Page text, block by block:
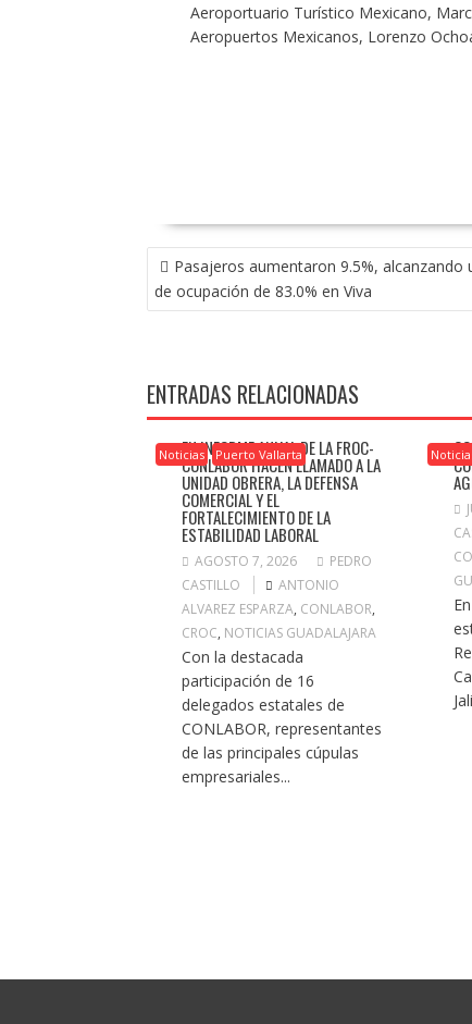
Aeroportuario Turístico Mexicano,
Aeropuertos Mexicanos, Lorenzo
NAVEGACIÓN
DE
ENTRADAS
Pasajeros aumentaron 9.5%, alcanzando
de ocupación de 83.0% en Viva
ENTRADAS RELACIONADAS
Noticias Puerto Vallarta
EN INFORME ANUAL DE LA FROC-
CONLABOR HACEN LLAMADO A LA
UNIDAD OBRERA, LA DEFENSA
COMERCIAL Y EL
FORTALECIMIENTO DE LA
ESTABILIDAD LABORAL
AGOSTO 7, 2026
PEDRO
CASTILLO
ANTONIO
ALVAREZ ESPARZA, CONLABOR,
CROC, NOTICIAS GUADALAJARA
Con la destacada
participación de 16
delegados estatales de
CONLABOR, representantes
de las principales cúpulas
empresariales...